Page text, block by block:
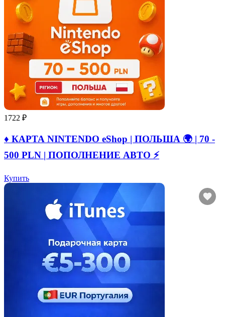
1722 ₽
♦️ КАРТА NINTENDO eShop | ПОЛЬША 🌍 | 70 -
500 PLN | ПОПОЛНЕНИЕ АВТО ⚡
Купить